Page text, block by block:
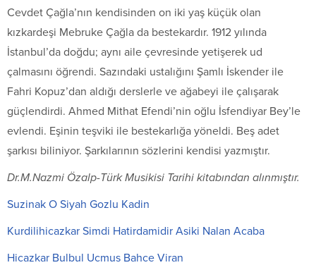
Cevdet Çağla’nın kendisinden on iki yaş küçük olan
kızkardeşi Mebruke Çağla da bestekardır. 1912 yılında
İstanbul’da doğdu; aynı aile çevresinde yetişerek ud
çalmasını öğrendi. Sazındaki ustalığını Şamlı İskender ile
Fahri Kopuz’dan aldığı derslerle ve ağabeyi ile çalışarak
güçlendirdi. Ahmed Mithat Efendi’nin oğlu İsfendiyar Bey’le
evlendi. Eşinin teşviki ile bestekarlığa yöneldi. Beş adet
şarkısı biliniyor. Şarkılarının sözlerini kendisi yazmıştır.
Dr.M.Nazmi Özalp-Türk Musikisi Tarihi kitabından alınmıştır.
Suzinak O Siyah Gozlu Kadin
Kurdilihicazkar Simdi Hatirdamidir Asiki Nalan Acaba
Hicazkar Bulbul Ucmus Bahce Viran